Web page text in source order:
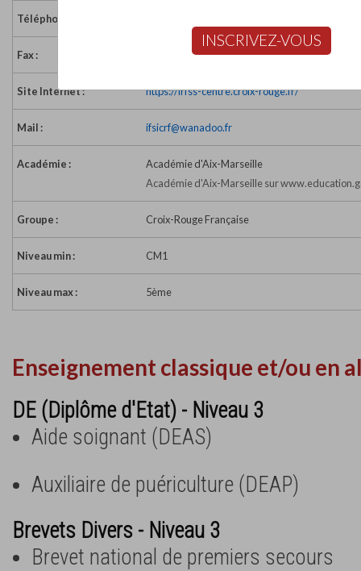
Téléphone :
Fax : 04 91 85 94 26
Site Internet : https://irfss-centre.croix-rouge.fr/
Mail : ifsicrf@wanadoo.fr
Académie :
Académie d'Aix-Marseille
Académie d'Aix-Marseille sur
Groupe : Croix-Rouge Française
Niveau min : CM1
Niveau max : 5ème
Enseignement classique et/ou en
DE (Diplôme d'Etat) - Niveau 3
Aide soignant (DEAS)
Auxiliaire de puériculture (DEAP)
Brevets Divers - Niveau 3
Brevet national de premiers secours
INSCRIVEZ-VOUS